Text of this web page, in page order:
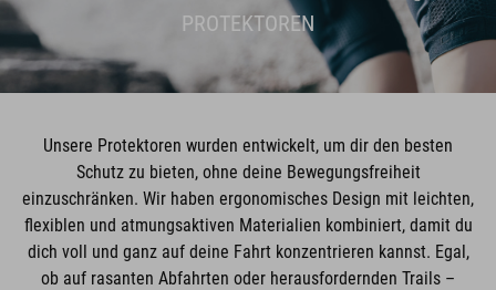
PROTEKTOREN
Unsere Protektoren wurden entwickelt, um dir den besten
Schutz zu bieten, ohne deine Bewegungsfreiheit
einzuschränken. Wir haben ergonomisches Design mit leichten,
flexiblen und atmungsaktiven Materialien kombiniert, damit du
dich voll und ganz auf deine Fahrt konzentrieren kannst. Egal,
ob auf rasanten Abfahrten oder herausfordernden Trails –